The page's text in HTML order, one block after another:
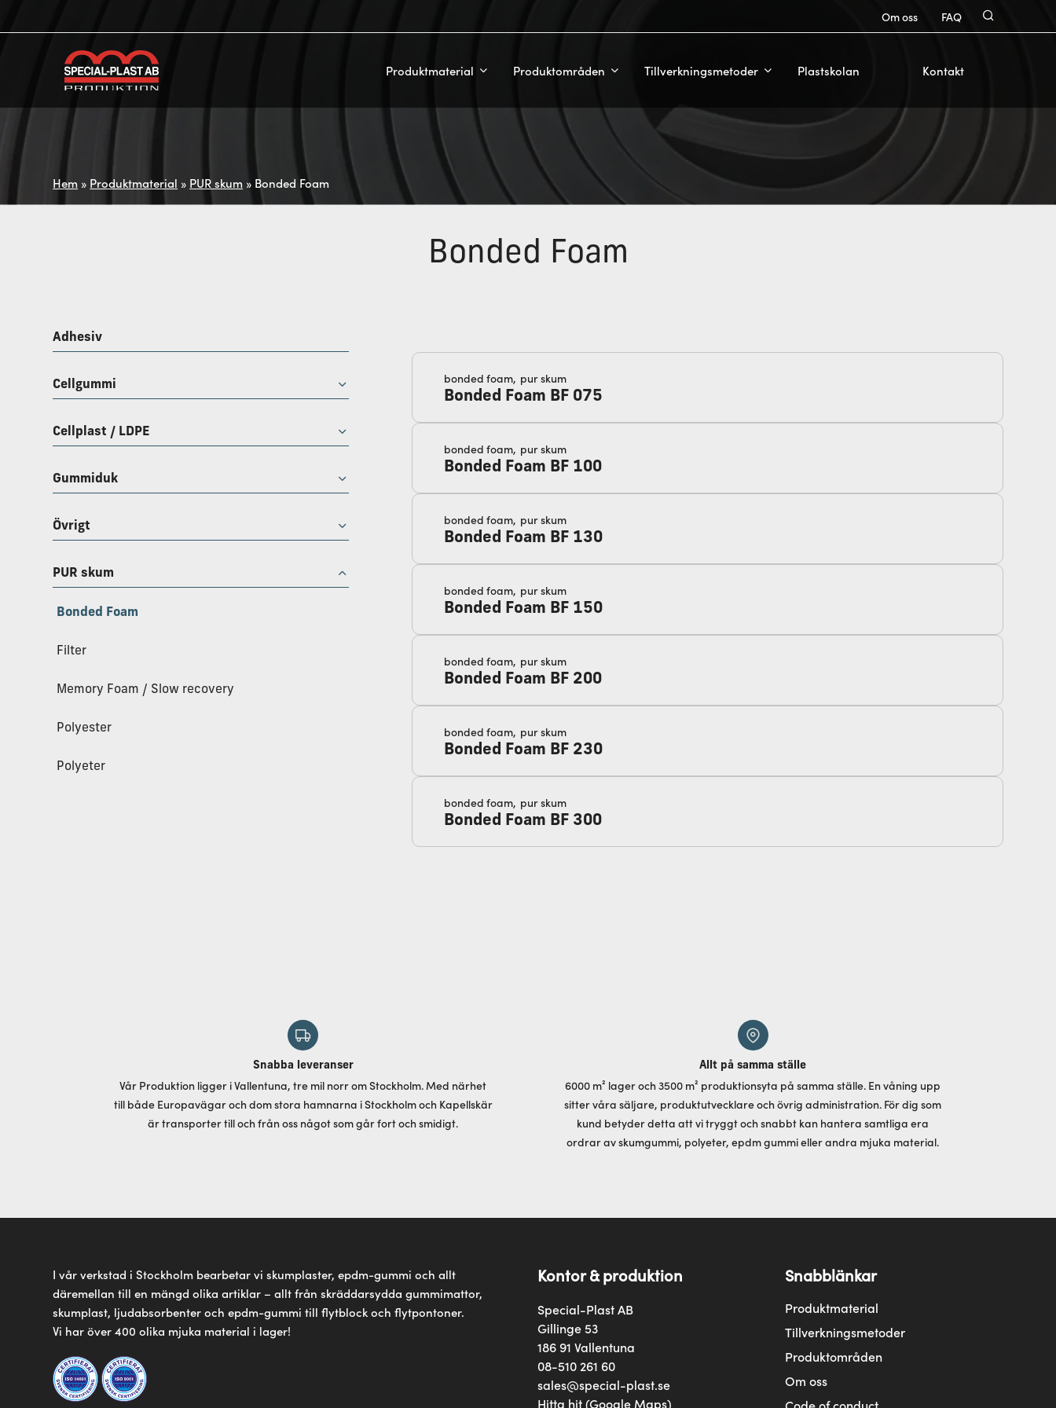
Om oss FAQ
Produktmaterial Produktområden Tillverkningsmetoder Plastskolan Kontakt
Hem » Produktmaterial » PUR skum » Bonded Foam
Bonded Foam
Adhesiv
Cellgummi
Cellplast / LDPE
Gummiduk
Övrigt
PUR skum
Bonded Foam
Filter
Memory Foam / Slow recovery
Polyester
Polyeter
bonded foam, pur skum
Bonded Foam BF 075
bonded foam, pur skum
Bonded Foam BF 100
bonded foam, pur skum
Bonded Foam BF 130
bonded foam, pur skum
Bonded Foam BF 150
bonded foam, pur skum
Bonded Foam BF 200
bonded foam, pur skum
Bonded Foam BF 230
bonded foam, pur skum
Bonded Foam BF 300
Snabba leveranser
Vår Produktion ligger i Vallentuna, tre mil norr om Stockholm. Med närhet
till både Europavägar och dom stora hamnarna i Stockholm och Kapellskär
är transporter till och från oss något som går fort och smidigt.
Allt på samma ställe
6000 m² lager och 3500 m² produktionsyta på samma ställe. En våning upp
sitter våra säljare, produktutvecklare och övrig administration. För dig som
kund betyder detta att vi tryggt och snabbt kan hantera samtliga era
ordrar av skumgummi, polyeter, epdm gummi eller andra mjuka material.
I vår verkstad i Stockholm bearbetar vi skumplaster, epdm-gummi och allt
däremellan till en mängd olika artiklar – allt från skräddarsydda gummimattor,
skumplast, ljudabsorbenter och epdm-gummi till flytblock och flytpontoner.
Vi har över 400 olika mjuka material i lager!
Kontor & produktion
Special-Plast AB
Gillinge 53
186 91 Vallentuna
08-510 261 60
sales@special-plast.se
Hitta hit (Google Maps)
Snabblänkar
Produktmaterial
Tillverkningsmetoder
Produktområden
Om oss